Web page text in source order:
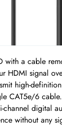
with a cable
HDMI signal
high-
CAT5e/6
digital
without any